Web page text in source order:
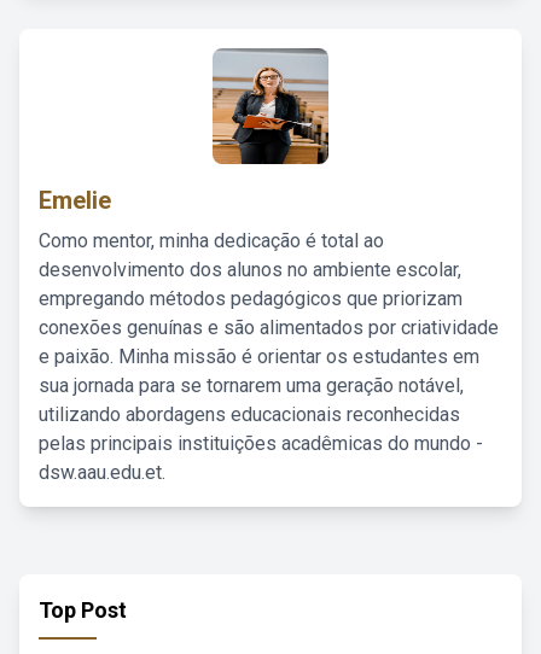
Emelie
Como mentor, minha dedicação é total ao
desenvolvimento dos alunos no ambiente escolar,
empregando métodos pedagógicos que priorizam
conexões genuínas e são alimentados por criatividade
e paixão. Minha missão é orientar os estudantes em
sua jornada para se tornarem uma geração notável,
utilizando abordagens educacionais reconhecidas
pelas principais instituições acadêmicas do mundo -
dsw.aau.edu.et.
Top Post